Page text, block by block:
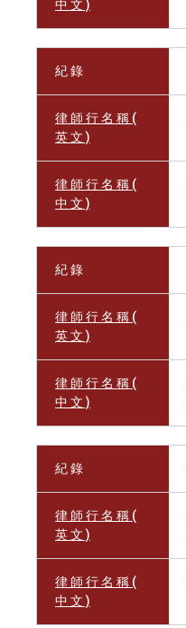
中 文 )
紀 錄
律 師 行 名 稱 (
英 文 )
律 師 行 名 稱 (
中 文 )
紀 錄
律 師 行 名 稱 (
英 文 )
律 師 行 名 稱 (
中 文 )
紀 錄
律 師 行 名 稱 (
英 文 )
律 師 行 名 稱 (
中 文 )